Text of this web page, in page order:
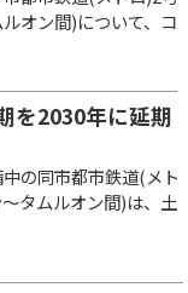
オン間)について、コ
を2030年に延期
の同市都市鉄道(メト
タムルオン間)は、土